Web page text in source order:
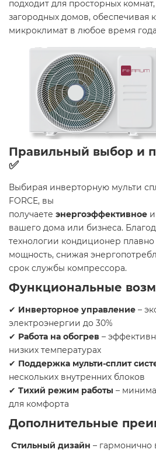
подходит для просторных
загородных домов, обеспечивая
микроклимат в любое время
Правильный выбор и
✅
Выбирая инверторную мульти
FORCE, вы
получаете энергоэффективное и
вашего дома или бизнеса.
технологии кондиционер
мощность, снижая
срок службы компрессора.
Функциональные
✔ Инверторное управление –
электроэнергии до 30%
✔ Работа на обогрев –
низких температурах
✔ Поддержка мульти-сплит
нескольких внутренних блоков
✔ Тихий режим работы –
для комфорта
Дополнительные
Стильный дизайн – гармонично